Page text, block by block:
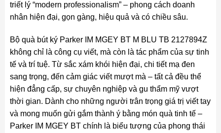
triết lý “modern professionalism” – phong cách doanh
nhân hiện đại, gọn gàng, hiệu quả và có chiều sâu.
Bộ quà bút ký Parker IM MGEY BT M BLU TB 2127894Z
không chỉ là công cụ viết, mà còn là tác phẩm của sự tinh
tế và trí tuệ. Từ sắc xám khói hiện đại, chi tiết mạ đen
sang trọng, đến cảm giác viết mượt mà – tất cả đều thể
hiện đẳng cấp, sự chuyên nghiệp và gu thẩm mỹ vượt
thời gian. Dành cho những người trân trọng giá trị viết tay
và mong muốn gửi gắm thành ý bằng món quà tinh tế –
Parker IM MGEY BT chính là biểu tượng của phong thái